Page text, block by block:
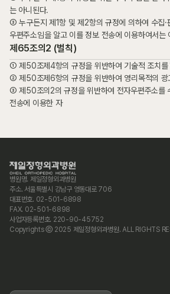
는 아니된다.
③ 누구든지 제1항 및 제2항의 규정에 의하여 수집·
우편주소임을 알고 이를 정보 전송에 이용하여서는
제65조의2 (벌칙)
① 제50조제4항의 규정을 위반하여 기술적 조치를
② 제50조제6항의 규정을 위반하여 영리목적의 광
③ 제50조의2의 규정을 위반하여 전자우편주소를
전송에 이용한 자
병원명. 제일정형외과병원
주소. 서울특별시 강남구 영동대로 706
대표번호. 02-501-6898
FAX. 02-501-6898
사업자등록번호. 220-90-45752
Copyrights ⓒ 2025 제일정형외과병원. ALL RIGHTS